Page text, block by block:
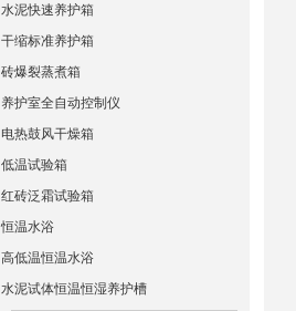
水泥快速养护箱
干缩标准养护箱
砖爆裂蒸煮箱
养护室全自动控制仪
电热鼓风干燥箱
低温试验箱
红砖泛霜试验箱
恒温水浴
高低温恒温水浴
水泥试体恒温恒湿养护槽